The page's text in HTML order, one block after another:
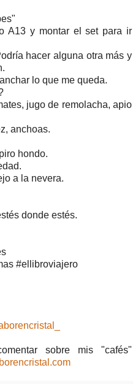
A13 y montar el set para ir
hacer alguna otra más y
lo que me queda.
jugo de remolacha, apio
anchoas.
hondo.
a la nevera.
donde estés.
#ellibroviajero
sobre mis "cafés"